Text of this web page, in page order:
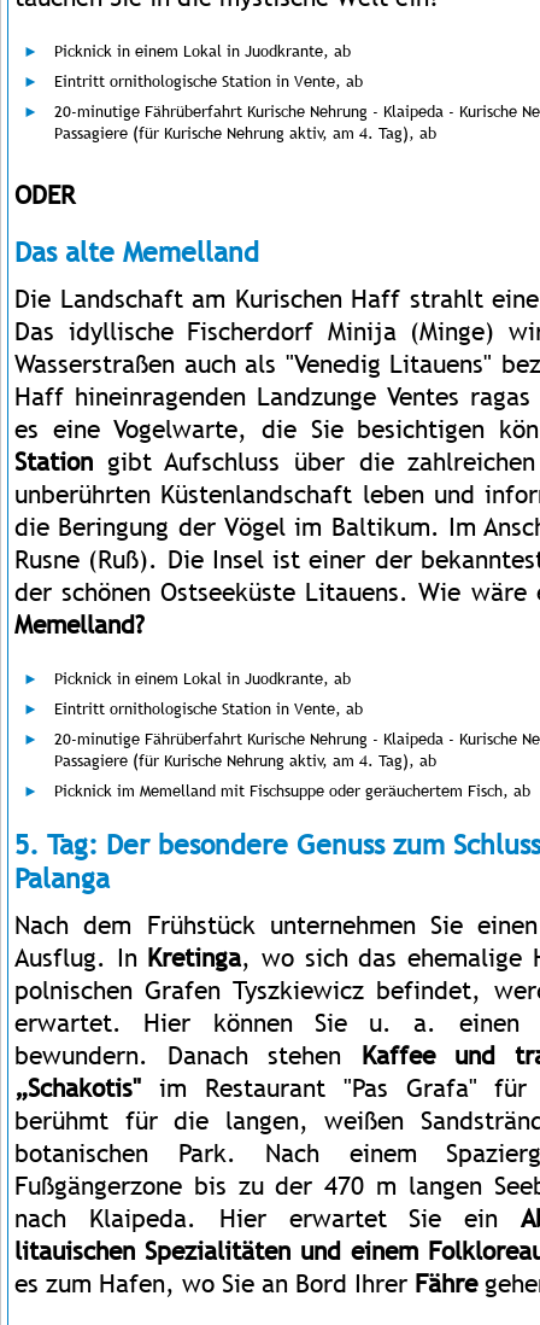
Picknick in einem Lokal in Juodkrante, ab
Eintritt ornithologische Station in Vente, ab
20-minutige Fährüberfahrt Kurische Nehrung - Klaipeda - Kurische
Passagiere (für Kurische Nehrung aktiv, am 4. Tag), ab
ODER
Das alte Memelland
Die Landschaft am Kurischen Haff strahlt
Das idyllische Fischerdorf Minija (Minge)
Wasserstraßen auch als "Venedig Litauens"
Haff hineinragenden Landzunge Ventes
es eine Vogelwarte, die Sie besichtigen
Station gibt Aufschluss über die
unberührten Küstenlandschaft leben und
die Beringung der Vögel im Baltikum. Im
Rusne (Ruß). Die Insel ist einer der
der schönen Ostseeküste Litauens. Wie
Memelland?
Picknick in einem Lokal in Juodkrante, ab
Eintritt ornithologische Station in Vente, ab
20-minutige Fährüberfahrt Kurische Nehrung - Klaipeda - Kurische
Passagiere (für Kurische Nehrung aktiv, am 4. Tag), ab
Picknick im Memelland mit Fischsuppe oder geräuchertem Fisch, ab
5. Tag: Der besondere Genuss zum
Palanga
Nach dem Frühstück unternehmen Sie
Ausflug. In Kretinga, wo sich das ehemalige
polnischen Grafen Tyszkiewicz befindet,
erwartet. Hier können Sie u. a. einen
bewundern. Danach stehen Kaffee und
„Schakotis" im Restaurant "Pas Grafa"
berühmt für die langen, weißen
botanischen Park. Nach einem
Fußgängerzone bis zu der 470 m langen
nach Klaipeda. Hier erwartet Sie ein
litauischen Spezialitäten und einem
es zum Hafen, wo Sie an Bord Ihrer Fähre